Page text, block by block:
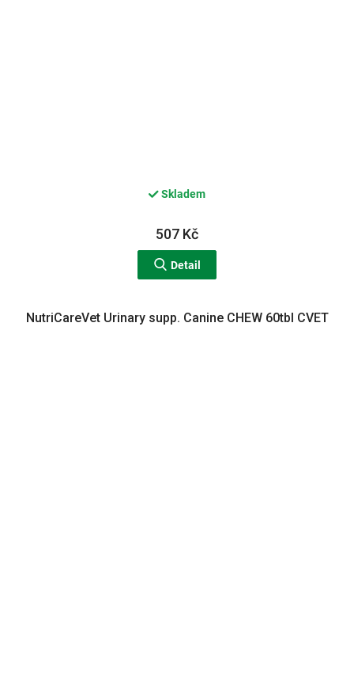
Skladem
507 Kč
Detail
NutriCareVet Urinary supp. Canine CHEW 60tbl CVET